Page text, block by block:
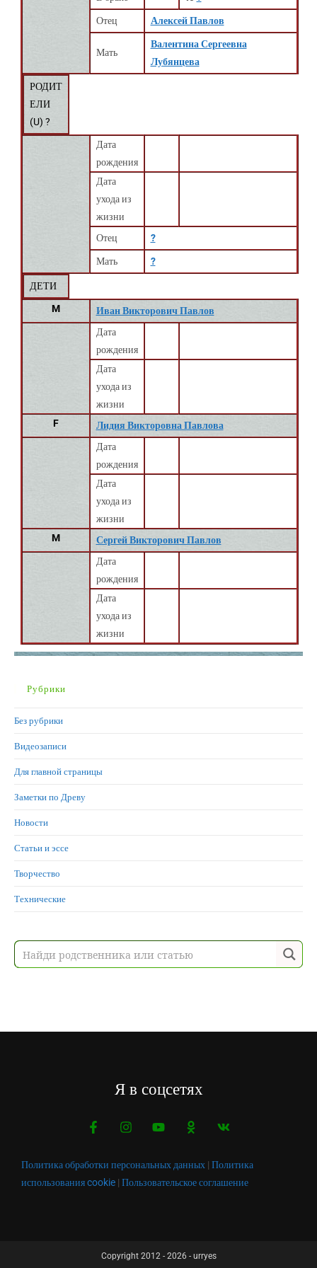
Отец Алексей Павлов
Мать
Валентина Сергеевна
Лубянцева
РОДИТ
ЕЛИ
(U) ?
Дата
рождения
Дата
ухода из
жизни
Отец
?
Мать ?
ДЕТИ
M
Иван Викторович Павлов
Дата
рождения
Дата
ухода из
жизни
F
Лидия Викторовна Павлова
Дата
рождения
Дата
ухода из
жизни
M
Сергей Викторович Павлов
Дата
рождения
Дата
ухода из
жизни
Рубрики
Без рубрики
Видеозаписи
Для главной страницы
Заметки по Древу
Новости
Статьи и эссе
Творчество
Технические
Я в соцсетях
Политика обработки персональных данных | Политика
использования cookie | Пользовательское соглашение
Copyright 2012 - 2026 - urryes